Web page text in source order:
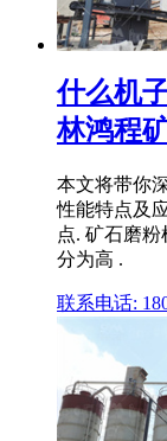
什么机
林鸿程
本文将带你
性能特点及
点. 矿石磨
分为高 .
联系电话: